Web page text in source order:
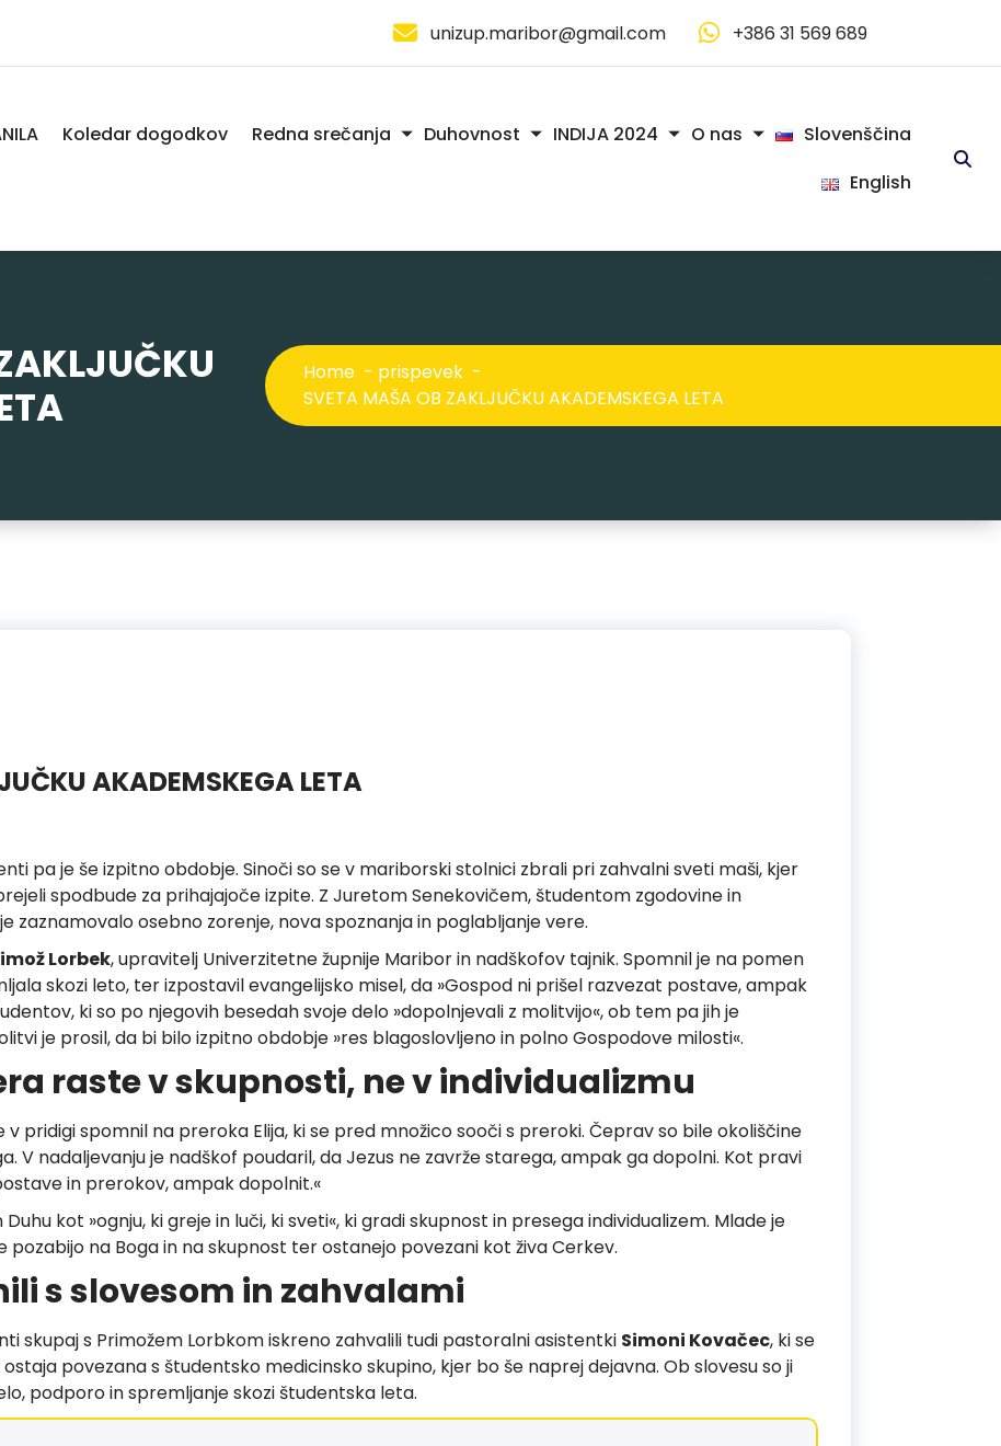
unizup.maribor@gmail.com +386 31 569 689
Koledar dogodkov Redna srečanja Duhovnost INDIJA 2024 O nas
Slovenščina
English
Home - prispevek -
SVETA MAŠA OB ZAKLJUČKU AKADEMSKEGA LETA
AKADEMSKEGA LETA
pa je še izpitno obdobje. Sinoči so se v mariborski stolnici zbrali pri zahvalni sveti maši, kjer
spodbude za prihajajoče izpite. Z Juretom Senekovičem, študentom zgodovine in
zaznamovalo osebno zorenje, nova spoznanja in poglabljanje vere.
Lorbek, upravitelj Univerzitetne župnije Maribor in nadškofov tajnik. Spomnil je na pomen
skozi leto, ter izpostavil evangelijsko misel, da »Gospod ni prišel razvezat postave, ampak
ki so po njegovih besedah svoje delo »dopolnjevali z molitvijo«, ob tem pa jih je
je prosil, da bi bilo izpitno obdobje »res blagoslovljeno in polno Gospodove milosti«.
raste v skupnosti, ne v individualizmu
v pridigi spomnil na preroka Elija, ki se pred množico sooči s preroki. Čeprav so bile okoliščine
V nadaljevanju je nadškof poudaril, da Jezus ne zavrže starega, ampak ga dopolni. Kot pravi
in prerokov, ampak dopolnit.«
kot »ognju, ki greje in luči, ki sveti«, ki gradi skupnost in presega individualizem. Mlade je
pozabijo na Boga in na skupnost ter ostanejo povezani kot živa Cerkev.
s slovesom in zahvalami
skupaj s Primožem Lorbkom iskreno zahvalili tudi pastoralni asistentki Simoni Kovačec, ki se
povezana s študentsko medicinsko skupino, kjer bo še naprej dejavna. Ob slovesu so ji
podporo in spremljanje skozi študentska leta.